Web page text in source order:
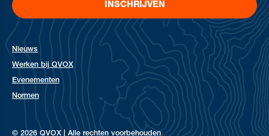
INSCHRIJVEN
Nieuws
Werken bij QVOX
Evenementen
Normen
© 2026 QVOX | Alle rechten voorbehouden